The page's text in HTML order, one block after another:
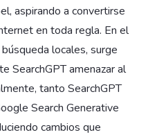
aspirando a convertirse
en toda regla. En el
locales, surge
SearchGPT amenazar al
tanto SearchGPT
Search Generative
cambios que